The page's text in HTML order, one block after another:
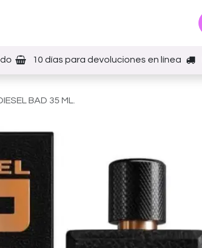
10 días para devoluciones en línea
BAD 35 ML.